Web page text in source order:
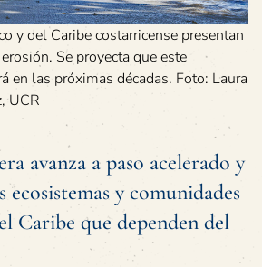
y del Caribe costarricense presentan
Se proyecta que este
en las próximas décadas. Foto: Laura
UCR
avanza a paso acelerado y
y comunidades
Caribe que dependen del